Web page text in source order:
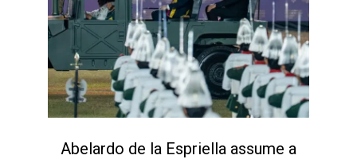
Abelardo de la Espriella assume a